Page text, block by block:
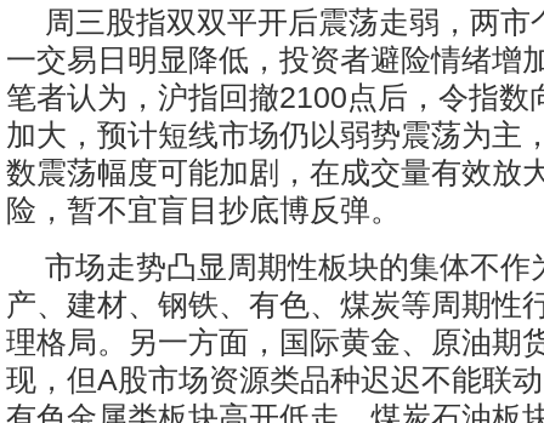
周三股指双双平开后震荡走弱，两市
一交易日明显降低，投资者避险情绪增
笔者认为，沪指回撤2100点后，令指数
加大，预计短线市场仍以弱势震荡为主
数震荡幅度可能加剧，在成交量有效放
险，暂不宜盲目抄底博反弹。
市场走势凸显周期性板块的集体不作
产、建材、钢铁、有色、煤炭等周期性
理格局。另一方面，国际黄金、原油期
现，但A股市场资源类品种迟迟不能联